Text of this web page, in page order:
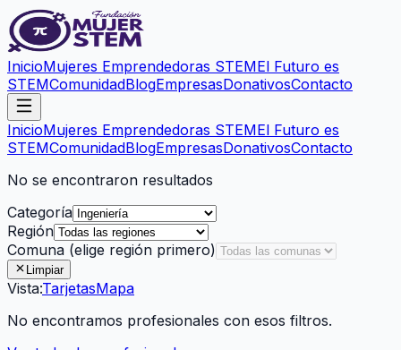
InicioMujeres Emprendedoras STEMEl Futuro es
STEMComunidadBlogEmpresasDonativosContacto
InicioMujeres Emprendedoras STEMEl Futuro es
STEMComunidadBlogEmpresasDonativosContacto
No se encontraron resultados
Categoría
Región
Comuna (elige región primero)
Limpiar
Vista:TarjetasMapa
No encontramos profesionales con esos filtros.